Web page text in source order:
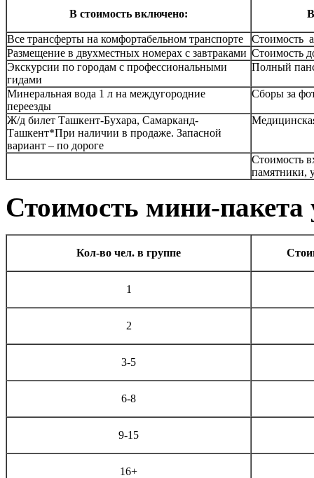
В стоимость включено:
Все трансферты на комфортабельном транспорте
Стоимость
Размещение в двухместных номерах с завтраками Стоимость
Экскурсии по городам с профессиональными
гидами
Полный
Минеральная вода 1 л на междугородние
переезды
Cборы за
Ж/д билет Ташкент-Бухара, Самарканд-
Ташкент*При наличии в продаже. Запасной
вариант – по дороге
Стоимость
памятники,
Стоимость мини-пакета
Кол-во чел. в группе
1
2
3-5
6-8
9-15
16+